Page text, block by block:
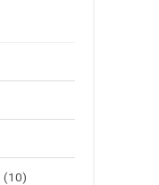
(10)